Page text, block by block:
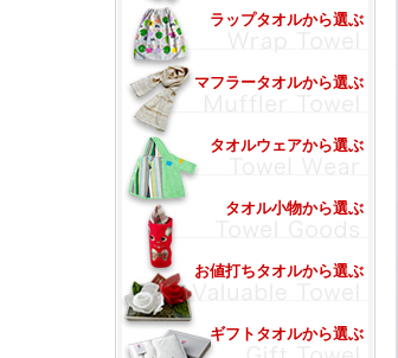
ラップタオルから選ぶ
マフラータオルから選ぶ
タオルウェアから選ぶ
タオル小物から選ぶ
お値打ちタオルから選ぶ
ギフトタオルから選ぶ